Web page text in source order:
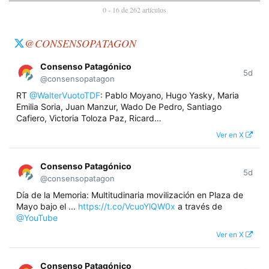
0 - 16 de 262 artículos
@CONSENSOPATAGON
Consenso Patagónico
@consensopatagon
5d
RT @WalterVuotoTDF: Pablo Moyano, Hugo Yasky, Maria
Emilia Soria, Juan Manzur, Wado De Pedro, Santiago
Cafiero, Victoria Toloza Paz, Ricard…
Ver en X
Consenso Patagónico
@consensopatagon
5d
Día de la Memoria: Multitudinaria movilización en Plaza de
Mayo bajo el ... https://t.co/VcuoYlQW0x a través de
@YouTube
Ver en X
Consenso Patagónico